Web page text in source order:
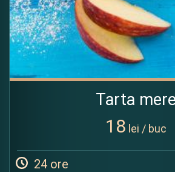
Tarta mere
18 lei / buc
24 ore